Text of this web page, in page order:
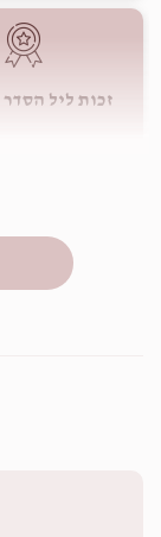
זכות ליל